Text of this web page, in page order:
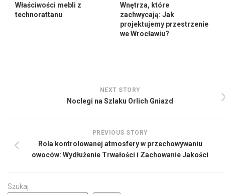
Właściwości mebli z
technorattanu
Wnętrza, które
zachwycają: Jak
projektujemy przestrzenie
we Wrocławiu?
NEXT STORY
Noclegi na Szlaku Orlich Gniazd
PREVIOUS STORY
Rola kontrolowanej atmosfery w przechowywaniu
owoców: Wydłużenie Trwałości i Zachowanie Jakości
Szukaj